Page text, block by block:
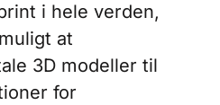
i hele verden,
at
3D modeller til
for